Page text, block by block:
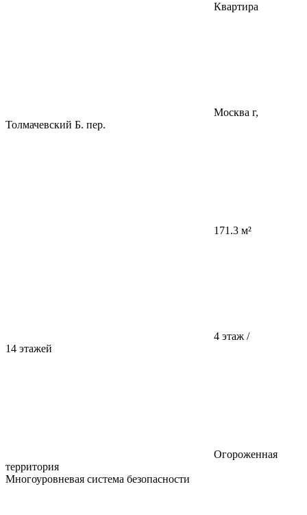
Квартира
Москва г,
Толмачевский Б. пер.
171.3 м²
4 этаж /
14 этажей
Огороженная
территория
Многоуровневая система безопасности